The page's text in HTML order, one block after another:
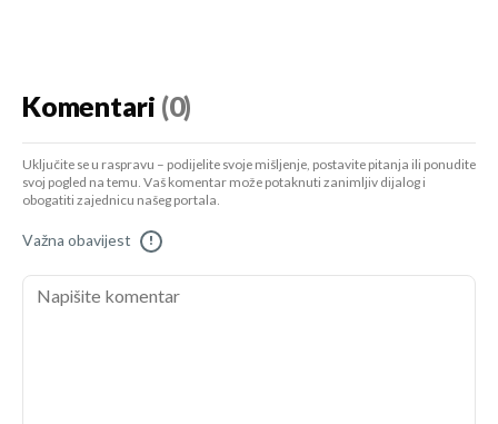
Komentari (0)
Uključite se u raspravu – podijelite svoje mišljenje, postavite pitanja ili ponudite
svoj pogled na temu. Vaš komentar može potaknuti zanimljiv dijalog i
obogatiti zajednicu našeg portala.
Važna obavijest !